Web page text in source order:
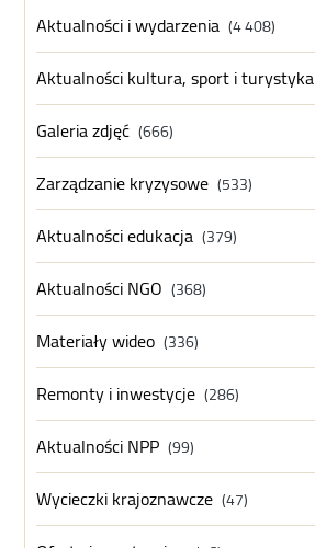
Aktualności i wydarzenia (4 408)
Aktualności kultura, sport i turystyka
Galeria zdjęć (666)
Zarządzanie kryzysowe (533)
Aktualności edukacja (379)
Aktualności NGO (368)
Materiały wideo (336)
Remonty i inwestycje (286)
Aktualności NPP (99)
Wycieczki krajoznawcze (47)